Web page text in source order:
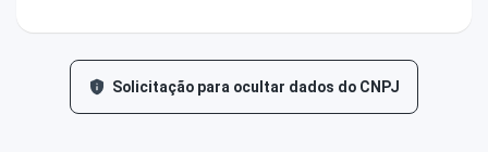
Solicitação para ocultar dados do CNPJ